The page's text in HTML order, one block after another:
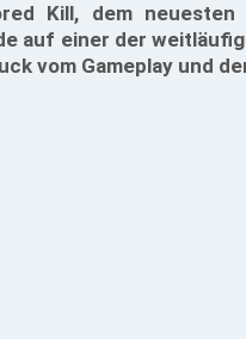
Kill, dem
auf einer der
vom Gameplay und